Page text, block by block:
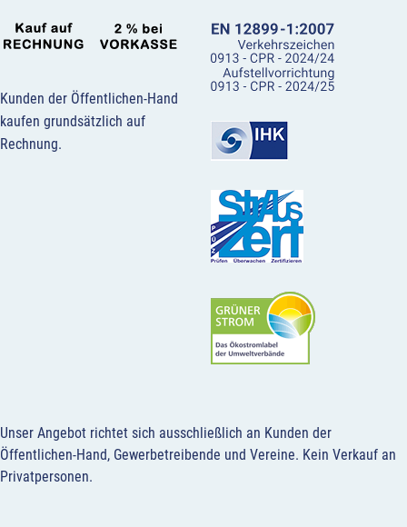
Kunden der Öffentlichen-Hand
kaufen grundsätzlich auf
Rechnung.
Unser Angebot richtet sich ausschließlich an Kunden der
Öffentlichen-Hand, Gewerbetreibende und Vereine. Kein Verkauf an
Privatpersonen.